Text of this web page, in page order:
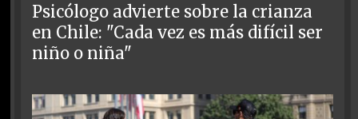
Psicólogo advierte sobre la crianza
en Chile: "Cada vez es más difícil ser
niño o niña"